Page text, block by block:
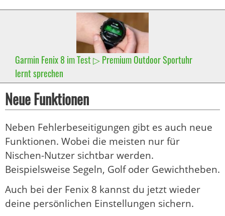
Garmin Fenix 8 im Test ▷ Premium Outdoor Sportuhr
lernt sprechen
Neue Funktionen
Neben Fehlerbeseitigungen gibt es auch neue
Funktionen. Wobei die meisten nur für
Nischen-Nutzer sichtbar werden.
Beispielsweise Segeln, Golf oder Gewichtheben.
Auch bei der Fenix 8 kannst du jetzt wieder
deine persönlichen Einstellungen sichern.